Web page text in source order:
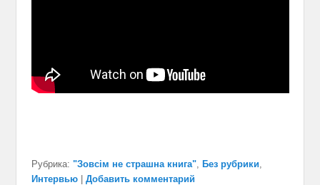
Рубрика: "Зовсім не страшна книга", Без рубрики
Интервью | Добавить комментарий